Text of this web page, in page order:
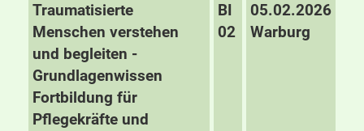
Traumatisierte
Menschen verstehen
und begleiten -
Grundlagenwissen
Fortbildung für
Pflegekräfte und
BI
02
05.02.2026
Warburg